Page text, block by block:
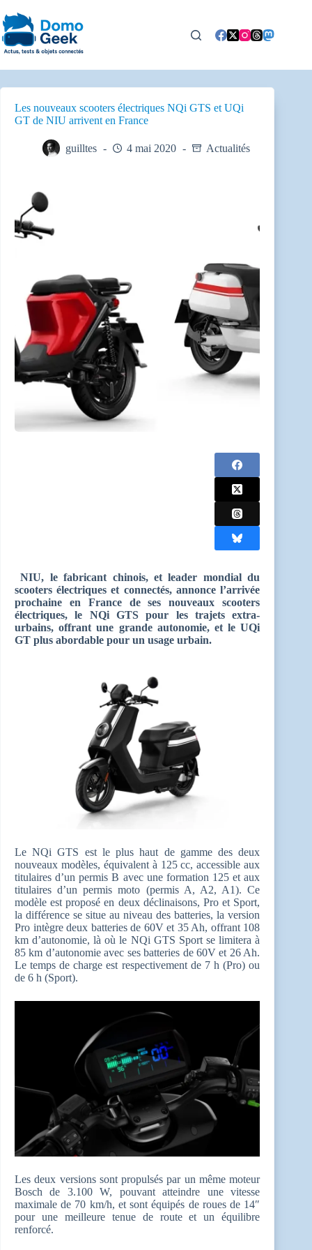
au
contenu
Les nouveaux scooters électriques NQi GTS et UQi
GT de NIU arrivent en France
guilltes 4 mai 2020 Actualités
NIU, le fabricant chinois, et leader mondial du
scooters électriques et connectés, annonce l’arrivée
prochaine en France de ses nouveaux scooters
électriques, le NQi GTS pour les trajets extra-
urbains, offrant une grande autonomie, et le UQi
GT plus abordable pour un usage urbain.
Le NQi GTS est le plus haut de gamme des deux
nouveaux modèles, équivalent à 125 cc, accessible aux
titulaires d’un permis B avec une formation 125 et aux
titulaires d’un permis moto (permis A, A2, A1). Ce
modèle est proposé en deux déclinaisons, Pro et Sport,
la différence se situe au niveau des batteries, la version
Pro intègre deux batteries de 60V et 35 Ah, offrant 108
km d’autonomie, là où le NQi GTS Sport se limitera à
85 km d’autonomie avec ses batteries de 60V et 26 Ah.
Le temps de charge est respectivement de 7 h (Pro) ou
de 6 h (Sport).
Les deux versions sont propulsés par un même moteur
Bosch de 3.100 W, pouvant atteindre une vitesse
maximale de 70 km/h, et sont équipés de roues de 14″
pour une meilleure tenue de route et un équilibre
renforcé.